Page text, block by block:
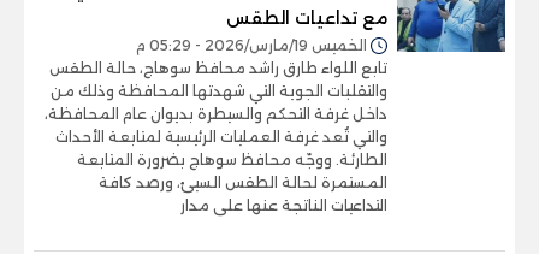
مع تداعيات الطقس
الخميس 19/مارس/2026 - 05:29 م
تابع اللواء طارق راشد محافظ سوهاج، حالة الطقس
والتقلبات الجوية التي شهدتها المحافظة وذلك من
داخل غرفة التحكم والسيطرة بديوان عام المحافظة،
والتي تُعد غرفة العمليات الرئيسية لمتابعة الأحداث
الطارئة. ووجّه محافظ سوهاج بضرورة المتابعة
المستمرة لحالة الطقس السيئ، ورصد كافة
التداعيات الناتجة عنها على مدار